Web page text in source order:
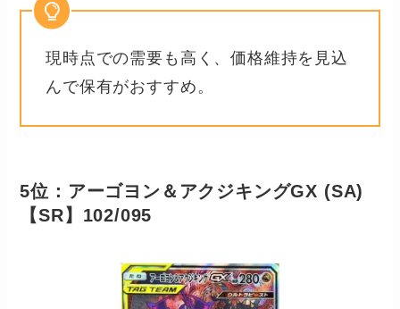
現時点での需要も高く、価格維持を見込
んで保有がおすすめ。
5位：アーゴヨン＆アクジキングGX (SA)
【SR】102/095